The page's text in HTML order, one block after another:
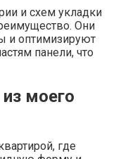
и схем укладки
Они
и оптимизируют
панели, что
моего
где